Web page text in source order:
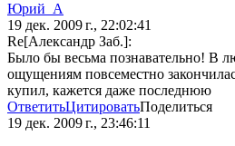
Юрий_А
19 дек. 2009 г., 22:02:41
Re[Александр Заб.]:
Было бы весьма познавательно! В
ощущениям повсеместно
купил, кажется даже последнюю
ОтветитьЦитироватьПоделиться
19 дек. 2009 г., 23:46:11